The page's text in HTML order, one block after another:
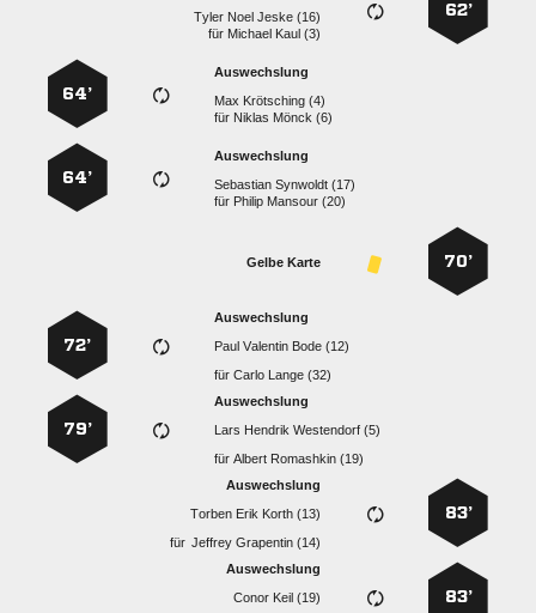
62’
   
für   
Auswechslung
  
für   
64’
Auswechslung
  
für   
64’
70’
Gelbe Karte
Auswechslung
   
für  
72’
Auswechslung
   
für  
79’
83’
Auswechslung
   
für   
83’
Auswechslung
  